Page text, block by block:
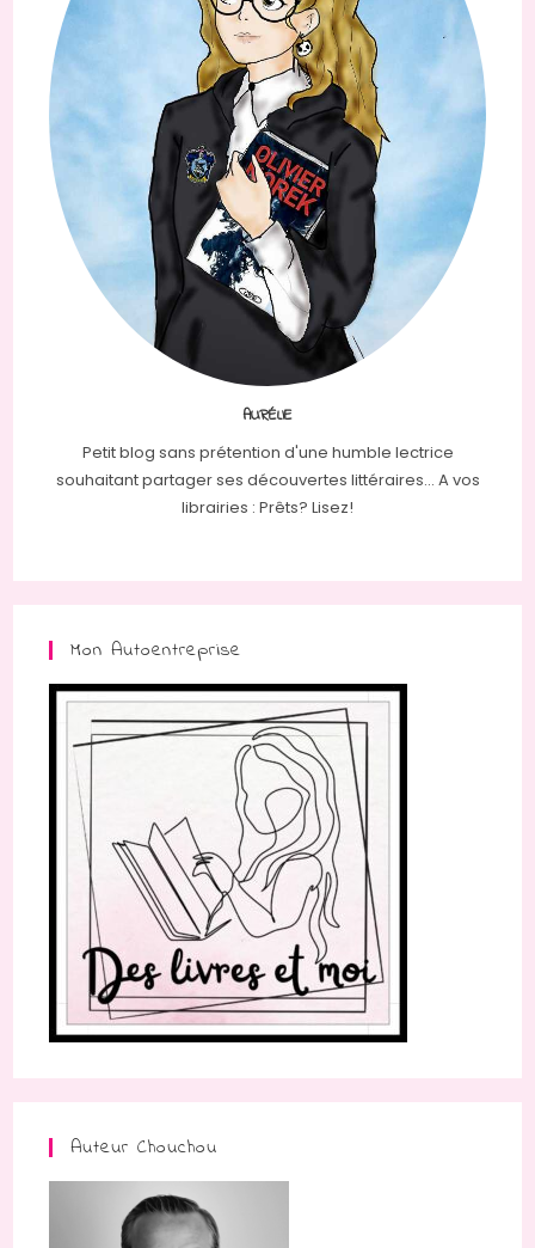
AURÉLIE
Petit blog sans prétention d'une humble lectrice
souhaitant partager ses découvertes littéraires... A vos
librairies : Prêts? Lisez!
Mon Autoentreprise
Auteur Chouchou